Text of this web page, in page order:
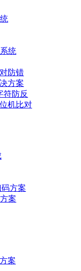
统
防错
方案
符防反
机比对
方案
案
案